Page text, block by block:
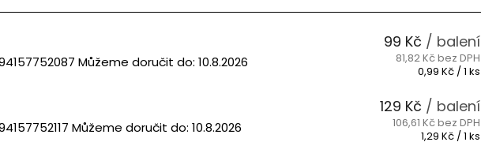
Můžeme doručit do: 10.8.2026
99 Kč / balení
81,82 Kč bez DPH
Měrná
0,99 Kč / 1 ks
Můžeme doručit do: 10.8.2026
129 Kč / balení
106,61 Kč bez DPH
Měrná
1,29 Kč / 1 ks